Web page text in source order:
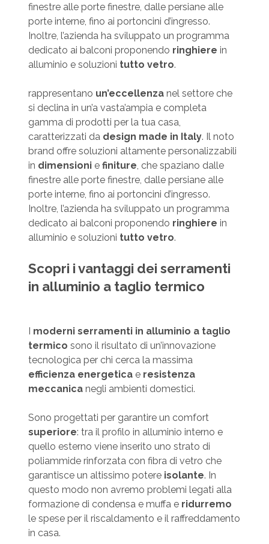
finestre alle porte finestre, dalle persiane alle
porte interne, fino ai portoncini d’ingresso.
Inoltre, l’azienda ha sviluppato un programma
dedicato ai balconi proponendo ringhiere in
alluminio e soluzioni tutto vetro.
rappresentano un’eccellenza nel settore che
si declina in un’a vasta’ampia e completa
gamma di prodotti per la tua casa,
caratterizzati da design made in Italy. Il noto
brand offre soluzioni altamente personalizzabili
in dimensionie finiture , che spaziano dalle
finestre alle porte finestre, dalle persiane alle
porte interne, fino ai portoncini d’ingresso.
Inoltre, l’azienda ha sviluppato un programma
dedicato ai balconi proponendo ringhiere in
alluminio e soluzioni tutto vetro.
Scopri i vantaggi dei serramenti
in alluminio a taglio termico
I moderni serramenti in alluminio a taglio
termico sono il risultato di un’innovazione
tecnologica per chi cerca la massima
efficienza energeticaeresistenza
meccanica negli ambienti domestici.
Sono progettati per garantire un comfort
superiore: tra il profilo in alluminio interno e
quello esterno viene inserito uno strato di
poliammide rinforzata con fibra di vetro che
garantisce un altissimo potere isolante. In
questo modo non avremo problemi legati alla
formazione di condensa e muffa e ridurremo
le spese per il riscaldamento e il raffreddamento
in casa.